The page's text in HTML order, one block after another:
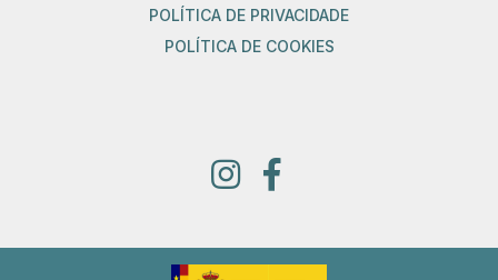
POLÍTICA DE PRIVACIDADE
POLÍTICA DE COOKIES